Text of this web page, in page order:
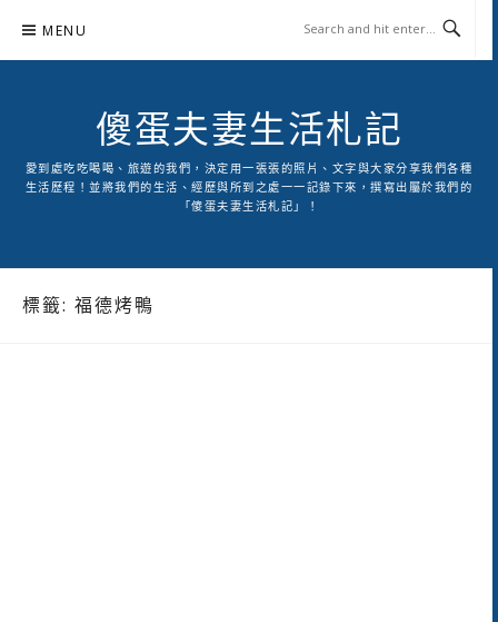
content
MENU
傻蛋夫妻生活札記
愛到處吃吃喝喝、旅遊的我們，決定用一張張的照片、文字與大家分享我們各種
生活歷程！並將我們的生活、經歷與所到之處一一記錄下來，撰寫出屬於我們的
「傻蛋夫妻生活札記」！
標籤: 福德烤鴨